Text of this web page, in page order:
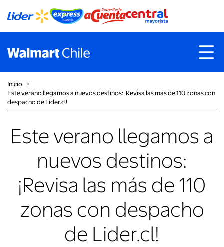
Inicio ˃
Este verano llegamos a nuevos destinos: ¡Revisa las más de 110 zonas con
despacho de Lider.cl!
Este verano llegamos a
nuevos destinos:
¡Revisa las más de 110
zonas con despacho
de Lider.cl!